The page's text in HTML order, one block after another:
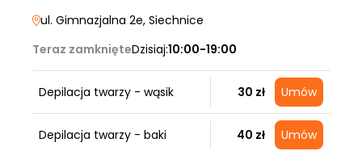
ul. Gimnazjalna 2e, Siechnice
Teraz zamknięteDzisiaj:10:00-19:00
Depilacja twarzy - wąsik 30 zł Umów
Depilacja twarzy - baki 40 zł Umów